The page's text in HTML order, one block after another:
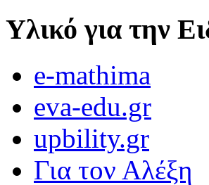
Υλικό για την
e-mathima
eva-edu.gr
upbility.gr
Για τον Αλέξη